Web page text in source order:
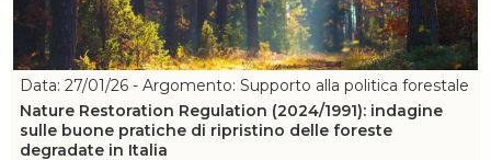
Data: 27/01/26 - Argomento: Supporto alla politica forestale
Nature Restoration Regulation (2024/1991): indagine
sulle buone pratiche di ripristino delle foreste
degradate in Italia